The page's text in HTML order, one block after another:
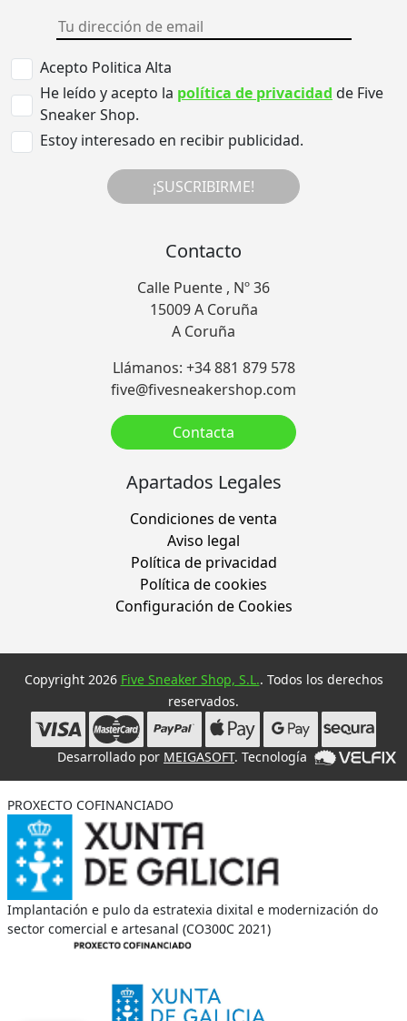
Acepto Politica Alta
He leído y acepto la política de privacidad de Five
Sneaker Shop.
Estoy interesado en recibir publicidad.
¡SUSCRIBIRME!
Contacto
Calle Puente , Nº 36
15009 A Coruña
A Coruña
Llámanos: +34 881 879 578
five@fivesneakershop.com
Contacta
Apartados Legales
Condiciones de venta
Aviso legal
Política de privacidad
Política de cookies
Configuración de Cookies
Copyright 2026 Five Sneaker Shop, S.L.. Todos los derechos
reservados.
Desarrollado por MEIGASOFT. Tecnología
PROXECTO COFINANCIADO
Implantación e pulo da estratexia dixital e modernización do
sector comercial e artesanal (CO300C 2021)